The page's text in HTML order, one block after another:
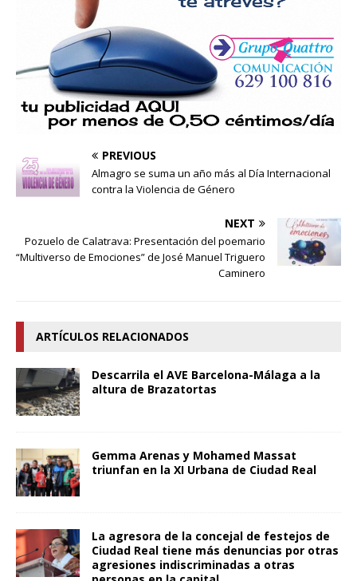
PREVIOUS
Almagro se suma un año más al Día Internacional
contra la Violencia de Género
NEXT
Pozuelo de Calatrava: Presentación del poemario
“Multiverso de Emociones” de José Manuel Triguero
Caminero
ARTÍCULOS RELACIONADOS
Descarrila el AVE Barcelona-Málaga a la
altura de Brazatortas
Gemma Arenas y Mohamed Massat
triunfan en la XI Urbana de Ciudad Real
La agresora de la concejal de festejos de
Ciudad Real tiene más denuncias por otras
agresiones indiscriminadas a otras